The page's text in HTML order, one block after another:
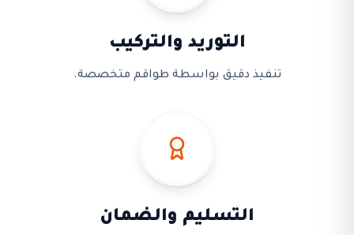
التوريد والتركيب
تنفيذ دقيق بواسطة طواقم متخصصة.
التسليم والضمان